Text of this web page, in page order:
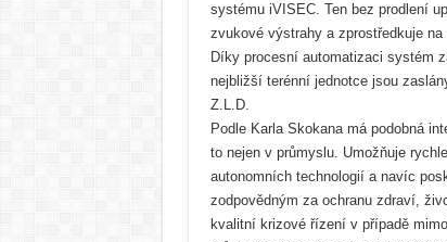
systému iVISEC. Ten bez prodlení
zvukové výstrahy a zprostředkuje
Díky procesní automatizaci systém
nejbližší terénní jednotce jsou
Z.L.D.
Podle Karla Skokana má podobná
to nejen v průmyslu. Umožňuje
autonomních technologií a navíc
zodpovědným za ochranu zdraví,
kvalitní krizové řízení v případě